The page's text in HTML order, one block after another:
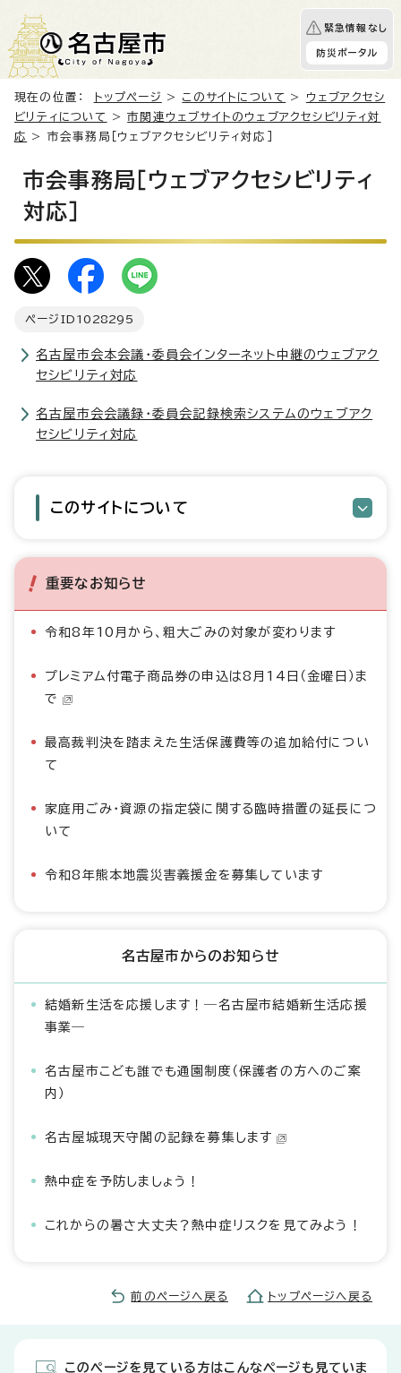
緊急情報なし
防災ポータル
現在の位置： トップページ > このサイトについて > ウェブアクセシ
ビリティについて
>市関連ウェブサイトのウェブアクセシビリティ対
応
> 市会事務局［ウェブアクセシビリティ対応］
市会事務局［ウェブアクセシビリティ
対応］
ページID 1028295
名古屋市会本会議・委員会インターネット中継のウェブアク
セシビリティ対応
名古屋市会会議録・委員会記録検索システムのウェブアク
セシビリティ対応
このサイトについて
重要なお知らせ
令和8年10月から、粗大ごみの対象が変わります
プレミアム付電子商品券の申込は8月14日（金曜日）ま
で
最高裁判決を踏まえた生活保護費等の追加給付につい
て
家庭用ごみ・資源の指定袋に関する臨時措置の延長につ
いて
令和8年熊本地震災害義援金を募集しています
名古屋市からのお知らせ
結婚新生活を応援します！―名古屋市結婚新生活応援
事業―
名古屋市こども誰でも通園制度（保護者の方へのご案
内）
名古屋城現天守閣の記録を募集します
熱中症を予防しましょう！
これからの暑さ大丈夫？熱中症リスクを見てみよう！
前のページへ戻る トップページへ戻る
このページを見ている方はこんなページも見ていま